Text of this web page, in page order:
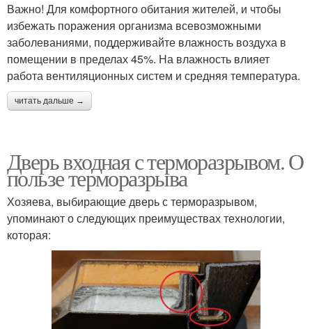
Важно! Для комфортного обитания жителей, и чтобы
избежать поражения организма всевозможными
заболеваниями, поддерживайте влажность воздуха в
помещении в пределах 45%. На влажность влияет
работа вентиляционных систем и средняя температура.
читать дальше →
Дверь входная с терморазрывом. О
пользе терморазрыва
Хозяева, выбирающие дверь с терморазрывом,
упоминают о следующих преимуществах технологии,
которая: